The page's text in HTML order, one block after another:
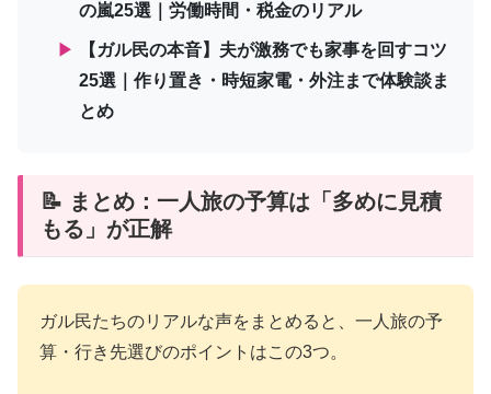
の嵐25選｜労働時間・税金のリアル
▶
【ガル民の本音】夫が激務でも家事を回すコツ
25選｜作り置き・時短家電・外注まで体験談ま
とめ
📝 まとめ：一人旅の予算は「多めに見積
もる」が正解
ガル民たちのリアルな声をまとめると、一人旅の予
算・行き先選びのポイントはこの3つ。